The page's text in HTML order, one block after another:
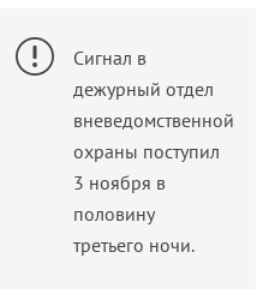
Сигнал в
дежурный отдел
вневедомственной
охраны поступил
3 ноября в
половину
третьего ночи.